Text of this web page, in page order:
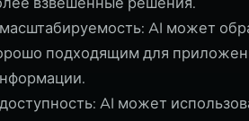
AI может
подходящим для
AI может